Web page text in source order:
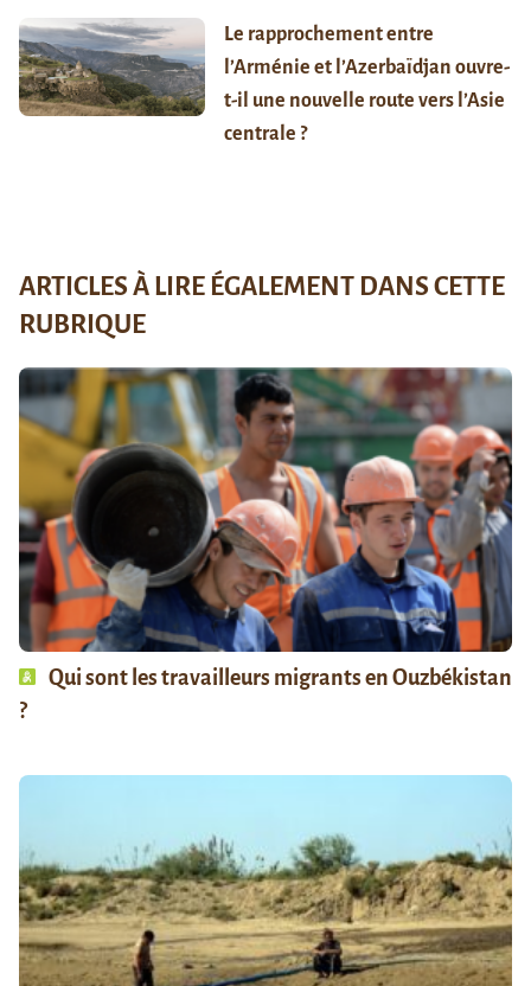
Le rapprochement entre
l’Arménie et l’Azerbaïdjan ouvre-
t-il une nouvelle route vers l’Asie
centrale ?
ARTICLES À LIRE ÉGALEMENT DANS CETTE
RUBRIQUE
Qui sont les travailleurs migrants en Ouzbékistan
?